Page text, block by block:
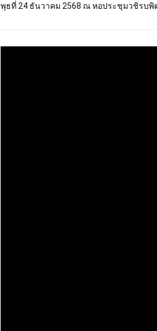
พุธที่ 24 ธันวาคม 2568 ณ หอประชุมวชิรบ